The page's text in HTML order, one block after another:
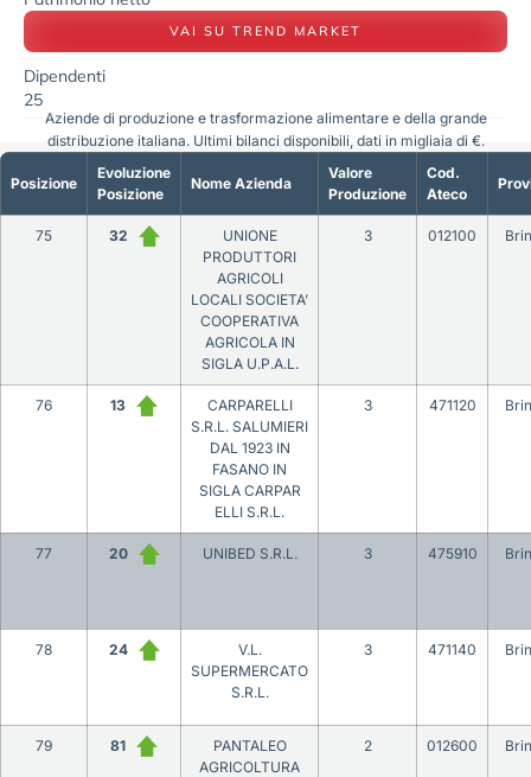
VAI SU TREND MARKET
Dipendenti
25
Posizione
Evoluzione
Posizione
Nome Azienda
Valore
Produzione
Cod.
Ateco
75 32
UNIONE
PRODUTTORI
AGRICOLI
LOCALI SOCIETA’
COOPERATIVA
AGRICOLA IN
SIGLA U.P.A.L.
3 012100
76 13
CARPARELLI
S.R.L. SALUMIERI
DAL 1923 IN
FASANO IN
SIGLA CARPAR
ELLI S.R.L.
3 471120
77 20 UNIBED S.R.L. 3 475910
78 24
V.L.
SUPERMERCATO
S.R.L.
3 471140
79 81
PANTALEO
AGRICOLTURA
2 012600
Aziende di produzione e trasformazione alimentare e della grande
distribuzione italiana. Ultimi bilanci disponibili, dati in migliaia di €.